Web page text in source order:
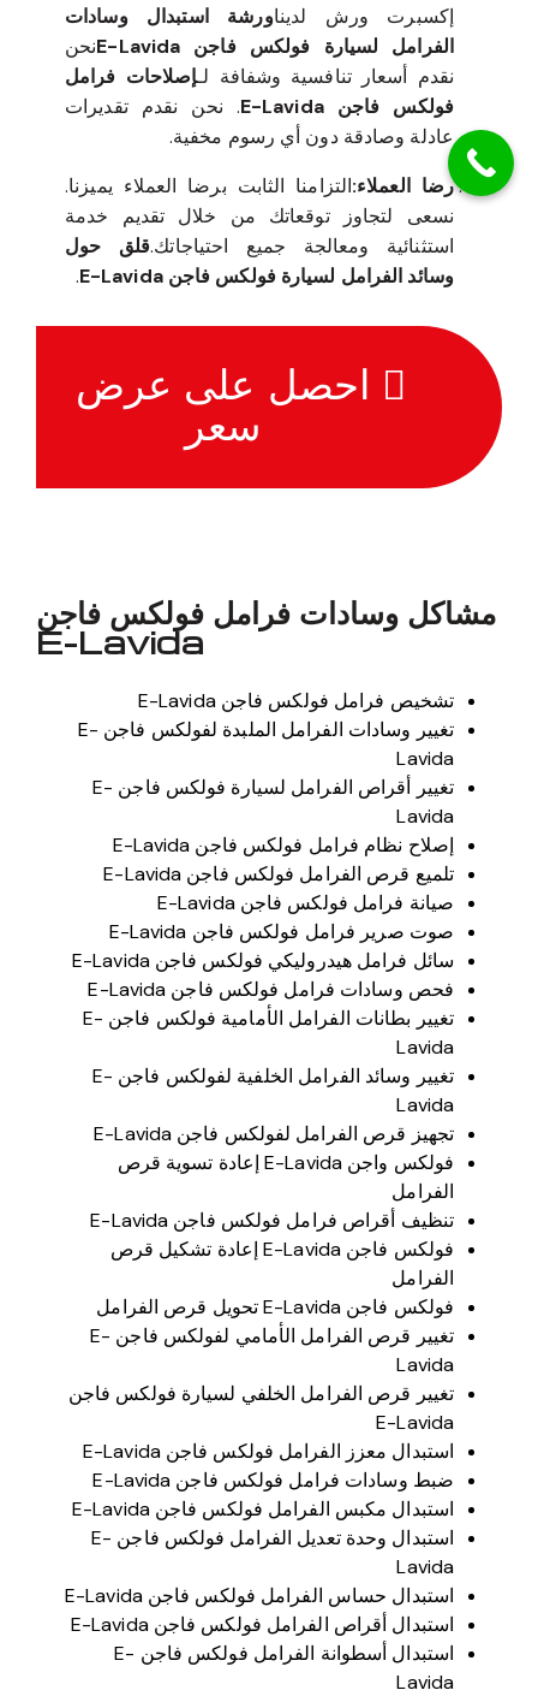
إكسبرت ورش لديناورشة استبدال وسادات
الفرامل لسيارة فولكس فاجن E-Lavida
نحن
نقدم أسعار تنافسية وشفافة لـإصلاحات فرامل
فولكس فاجن E-Lavida
. نحن نقدم تقديرات
عادلة وصادقة دون أي رسوم مخفية.
رضا العملاء:التزامنا الثابت برضا العملاء يميزنا.
نسعى لتجاوز توقعاتك من خلال تقديم خدمة
استثنائية ومعالجة جميع احتياجاتك.قلق حول
وسائد الفرامل لسيارة فولكس فاجن E-Lavida
.
احصل على عرض
سعر
مشاكل وسادات فرامل فولكس فاجن
E-Lavida
تشخيص فرامل فولكس فاجن E-Lavida
تغيير وسادات الفرامل الملبدة لفولكس فاجن E-
Lavida
تغيير أقراص الفرامل لسيارة فولكس فاجن E-
Lavida
إصلاح نظام فرامل فولكس فاجن E-Lavida
تلميع قرص الفرامل فولكس فاجن E-Lavida
صيانة فرامل فولكس فاجن E-Lavida
صوت صرير فرامل فولكس فاجن E-Lavida
سائل فرامل هيدروليكي فولكس فاجن E-Lavida
فحص وسادات فرامل فولكس فاجن E-Lavida
تغيير بطانات الفرامل الأمامية فولكس فاجن E-
Lavida
تغيير وسائد الفرامل الخلفية لفولكس فاجن E-
Lavida
تجهيز قرص الفرامل لفولكس فاجن E-Lavida
فولكس واجن E-Lavida إعادة تسوية قرص
الفرامل
تنظيف أقراص فرامل فولكس فاجن E-Lavida
فولكس فاجن E-Lavida إعادة تشكيل قرص
الفرامل
فولكس فاجن E-Lavida تحويل قرص الفرامل
تغيير قرص الفرامل الأمامي لفولكس فاجن E-
Lavida
تغيير قرص الفرامل الخلفي لسيارة فولكس فاجن
E-Lavida
استبدال معزز الفرامل فولكس فاجن E-Lavida
ضبط وسادات فرامل فولكس فاجن E-Lavida
استبدال مكبس الفرامل فولكس فاجن E-Lavida
استبدال وحدة تعديل الفرامل فولكس فاجن E-
Lavida
استبدال حساس الفرامل فولكس فاجن E-Lavida
استبدال أقراص الفرامل فولكس فاجن E-Lavida
استبدال أسطوانة الفرامل فولكس فاجن E-
Lavida